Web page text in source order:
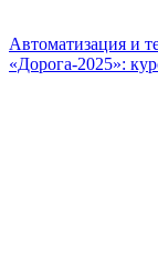
Автоматизация и
«Дорога-2025»: